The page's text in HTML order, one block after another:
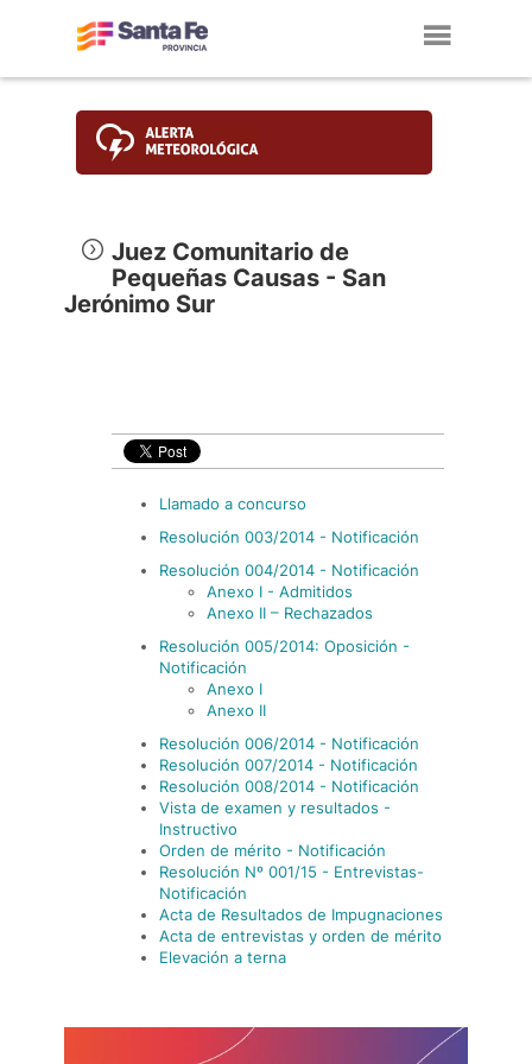
Juez Comunitario de
Pequeñas Causas - San
Jerónimo Sur
Llamado a concurso
Resolución 003/2014 - Notificación
Resolución 004/2014 - Notificación
Anexo I - Admitidos
Anexo II – Rechazados
Resolución 005/2014: Oposición -
Notificación
Anexo I
Anexo II
Resolución 006/2014 - Notificación
Resolución 007/2014 - Notificación
Resolución 008/2014 - Notificación
Vista de examen y resultados -
Instructivo
Orden de mérito - Notificación
Resolución Nº 001/15 - Entrevistas-
Notificación
Acta de Resultados de Impugnaciones
Acta de entrevistas y orden de mérito
Elevación a terna